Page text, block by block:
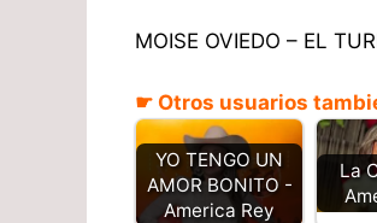
MOISE OVIEDO – EL
☛ Otros usuarios
YO TENGO UN
AMOR BONITO -
America Rey
La